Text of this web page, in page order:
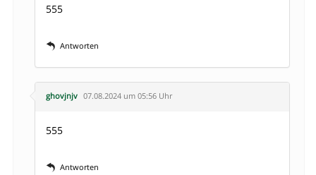
555
Antworten
ghovjnjv 07.08.2024 um 05:56 Uhr
555
Antworten